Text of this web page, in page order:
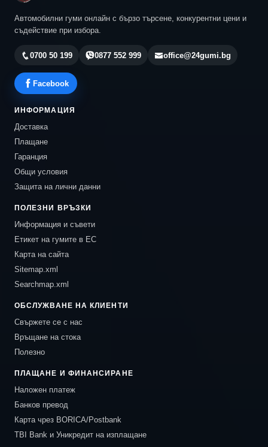
Автомобилни гуми онлайн с бързо търсене, конкурентни цени и
съдействие при избора.
0700 50 199 0877 552 999 office@24gumi.bg
Facebook
ИНФОРМАЦИЯ
Доставка
Плащане
Гаранция
Общи условия
Защита на лични данни
ПОЛЕЗНИ ВРЪЗКИ
Информация и съвети
Етикет на гумите в ЕС
Карта на сайта
Sitemap.xml
Searchmap.xml
ОБСЛУЖВАНЕ НА КЛИЕНТИ
Свържете се с нас
Връщане на стока
Полезно
ПЛАЩАНЕ И ФИНАНСИРАНЕ
Наложен платеж
Банков превод
Карта чрез BORICA/Postbank
TBI Bank и Уникредит на изплащане